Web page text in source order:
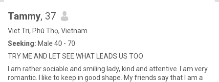
Tammy, 37
Viet Tri, Phú Thọ, Vietnam
Seeking: Male 40 - 70
TRY ME AND LET SEE WHAT LEADS US TOO
I am rather sociable and smiling lady, kind and attentive. I am very
romantic. I like to keep in good shape. My friends say that I am a